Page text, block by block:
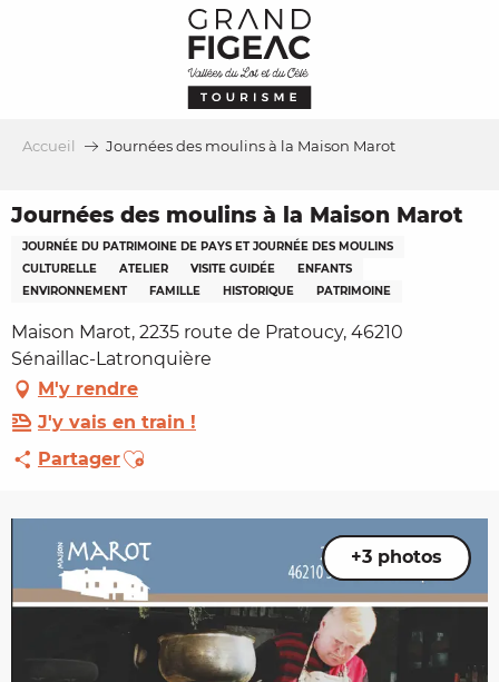
Accueil Journées des moulins à la Maison Marot
Journées des moulins à la Maison Marot
JOURNÉE DU PATRIMOINE DE PAYS ET JOURNÉE DES MOULINS
CULTURELLE
ATELIER VISITE GUIDÉE
ENFANTS
ENVIRONNEMENT
FAMILLE HISTORIQUE PATRIMOINE
Maison Marot, 2235 route de Pratoucy, 46210
Sénaillac-Latronquière
M'y rendre
J'y vais en train !
PartagerAjouter aux favoris
+3 photos